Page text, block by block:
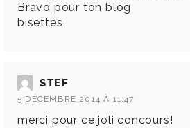
Bravo pour ton blog
bisettes
STEF
5 DÉCEMBRE 2014 À 11:47
merci pour ce joli concours!